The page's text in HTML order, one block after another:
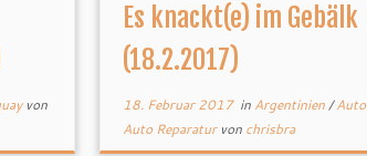
von
Es knackt(e) im Gebälk
(18.2.2017)
18. Februar 2017in Argentinien/Auto
Auto Reparatur von chrisbra